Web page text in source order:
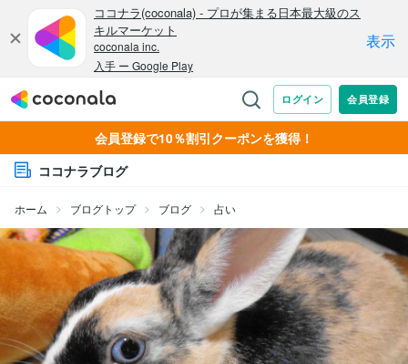
会員登録で10％割引クーポンを獲得！
ココナラブログ
ホーム ブログトップ ブログ 占い